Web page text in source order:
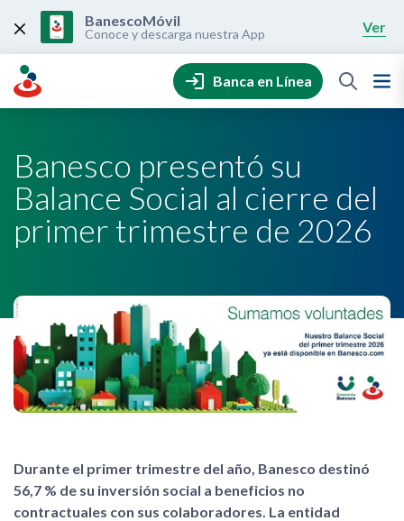
content
BanescoMóvil
Conoce y descarga nuestra App Ver
Banca en Línea
Banesco presentó su
Balance Social al cierre del
primer trimestre de 2026
Durante el primer trimestre del año, Banesco destinó
56,7 % de su inversión social a beneficios no
contractuales con sus colaboradores. La entidad